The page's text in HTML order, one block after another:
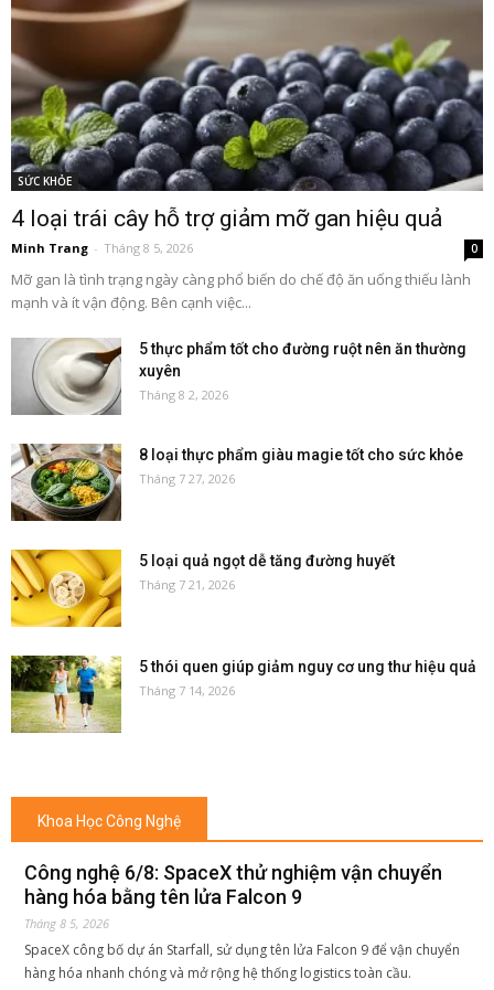
SỨC KHỎE
4 loại trái cây hỗ trợ giảm mỡ gan hiệu quả
Minh Trang - Tháng 8 5, 2026 0
Mỡ gan là tình trạng ngày càng phổ biến do chế độ ăn uống thiếu lành
mạnh và ít vận động. Bên cạnh việc...
5 thực phẩm tốt cho đường ruột nên ăn thường
xuyên
Tháng 8 2, 2026
8 loại thực phẩm giàu magie tốt cho sức khỏe
Tháng 7 27, 2026
5 loại quả ngọt dễ tăng đường huyết
Tháng 7 21, 2026
5 thói quen giúp giảm nguy cơ ung thư hiệu quả
Tháng 7 14, 2026
Khoa Học Công Nghệ
Công nghệ 6/8: SpaceX thử nghiệm vận chuyển
hàng hóa bằng tên lửa Falcon 9
Tháng 8 5, 2026
SpaceX công bố dự án Starfall, sử dụng tên lửa Falcon 9 để vận chuyển
hàng hóa nhanh chóng và mở rộng hệ thống logistics toàn cầu.